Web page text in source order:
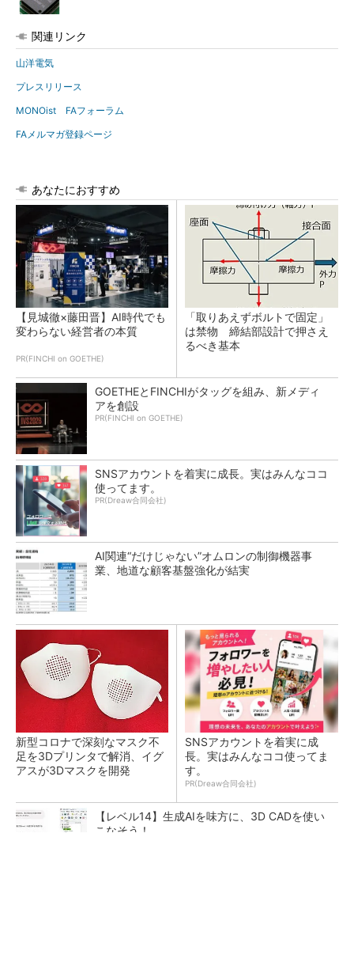
関連リンク
山洋電気
プレスリリース
MONOist FAフォーラム
FAメルマガ登録ページ
あなたにおすすめ
【見城徹×藤田晋】AI時代でも
変わらない経営者の本質
PR(FINCHI on GOETHE)
「取りあえずボルトで固定」
は禁物 締結部設計で押さえ
るべき基本
GOETHEとFINCHIがタッグを組み、新メディ
アを創設
PR(FINCHI on GOETHE)
SNSアカウントを着実に成長。実はみんなココ
使ってます。
PR(Dreaw合同会社)
AI関連“だけじゃない”オムロンの制御機器事
業、地道な顧客基盤強化が結実
新型コロナで深刻なマスク不
足を3Dプリンタで解消、イグ
アスが3Dマスクを開発
SNSアカウントを着実に成
長。実はみんなココ使ってま
す。
PR(Dreaw合同会社)
【レベル14】生成AIを味方に、3D CADを使い
こなそう！